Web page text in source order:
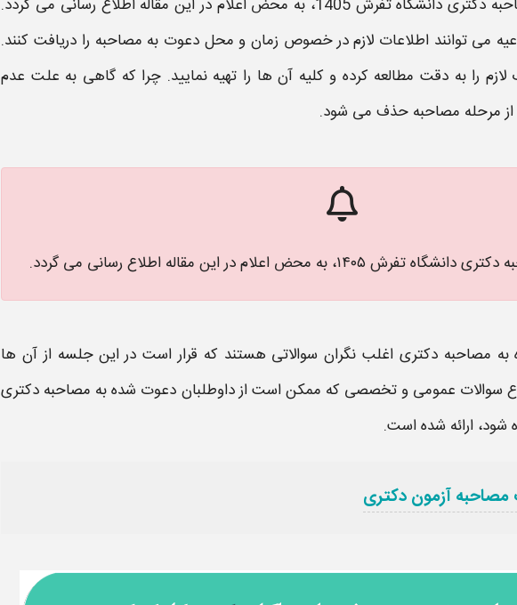
دکتری دانشگاه تفرش 1405
، به محض اعلام در این مقاله اطلاع رسانی می گردد.
می توانند اطلاعات لازم در خصوص زمان و محل دعوت به مصاحبه را دریافت کنند.
لازم را به دقت مطالعه کرده و کلیه آن ها را تهیه نمایید. چرا که گاهی به علت عدم
مرحله مصاحبه حذف می شود.
دکتری دانشگاه تفرش ۱۴۰۵ ، به محض اعلام در این مقاله اطلاع رسانی می گردد.
مصاحبه دکتری اغلب نگران سوالاتی هستند که قرار است در این جلسه از آن ها
سوالات عمومی و تخصصی که ممکن است از داوطلبان دعوت شده به مصاحبه دکتری
شود، ارائه شده است.
مصاحبه آزمون دکتری